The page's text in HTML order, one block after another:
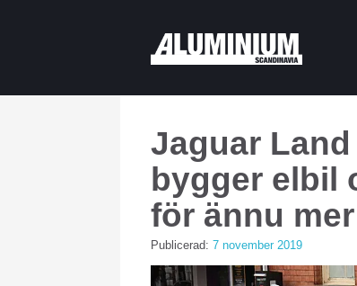
Jaguar
bygger elbil
för ännu
Publicerad:7 november 2019